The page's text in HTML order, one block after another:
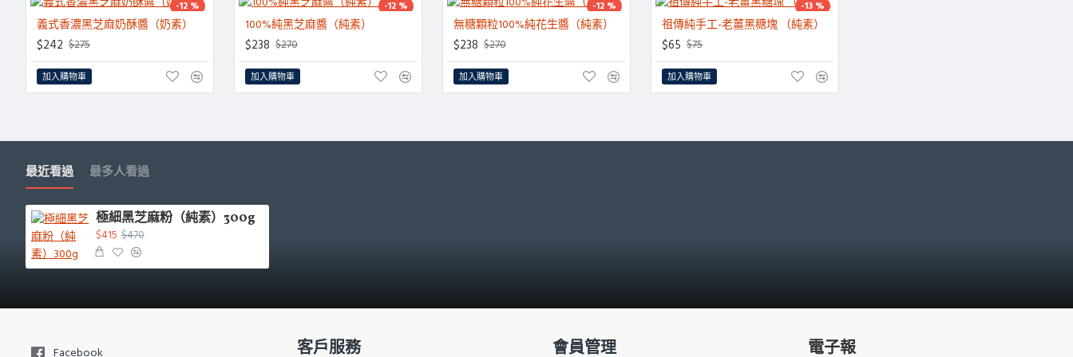
HOT
-12 %
義式香濃黑芝麻奶酥醬（奶素）
$242 $275
加入購物車
-12 %
100%純黑芝麻醬（純素）
$238 $270
加入購物車
HOT
-12 %
無糖顆粒100%純花生醬（純素）
$238 $270
加入購物車
-13 %
祖傳純手工-老薑黑糖塊 （純素）
$65 $75
加入購物車
最近看過 最多人看過
極細黑芝麻粉（純素）300g
$415 $470
Facebook 客戶服務 會員管理 電子報